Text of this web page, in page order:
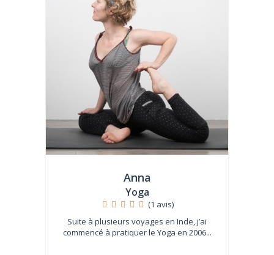
Anna
Yoga
(1 avis)
Suite à plusieurs voyages en Inde, j’ai
commencé à pratiquer le Yoga en 2006...